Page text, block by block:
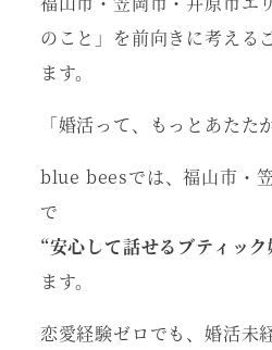
のこと」を前向きに考える
ます。
「婚活って、もっとあたた
blue beesでは、福山市・
で
“安心して話せるブティッ
ます。
恋愛経験ゼロでも、婚活未